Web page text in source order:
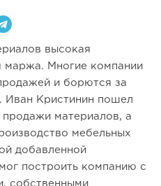
высокая
маржа. Многие компании
и борются за
Иван Кристинин пошел
материалов, а
мебельных
добавленной
построить компанию с
собственными